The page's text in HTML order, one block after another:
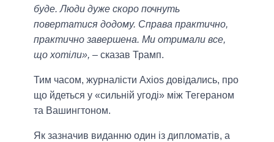
буде. Люди дуже скоро почнуть
повертатися додому. Справа практично,
практично завершена. Ми отримали все,
що хотіли», – сказав Трамп.
Тим часом, журналісти Аxios довідались, про
що йдеться у «сильній угоді» між Тегераном
та Вашингтоном.
Як зазначив виданню один із дипломатів, а